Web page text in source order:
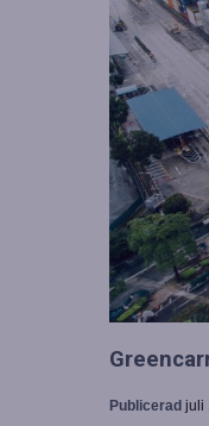
Publicerad juli